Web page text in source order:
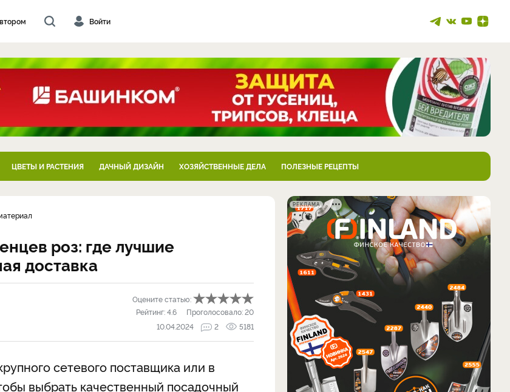
Войти
ЦВЕТЫ И РАСТЕНИЯ ДАЧНЫЙ ДИЗАЙН ХОЗЯЙСТВЕННЫЕ ДЕЛА ПОЛЕЗНЫЕ РЕЦЕПТЫ
роз: где лучшие
доставка
Оцените статью:
Рейтинг:4.6 Проголосовало:20
10.04.2024
2 5181
сетевого поставщика или в
выбрать качественный посадочный
РЕКЛАМА